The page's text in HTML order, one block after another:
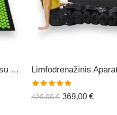
Didelis Masažinis Kilimėlis su Pagalve XL-CLASSIC1
Įvertinimas:
5.00iš 5
420,00€ 369,00 €